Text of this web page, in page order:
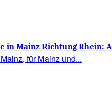
in Mainz Richtung Rhein:
– Haben die Mainzer